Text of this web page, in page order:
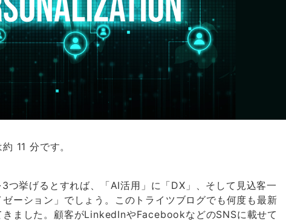
11 分です。
つ挙げるとすれば、「AI活用」に「DX」、そして見込客一
ーション」でしょう。このトライツブログでも何度も最新
ました。顧客がLinkedInやFacebookなどのSNSに載せて